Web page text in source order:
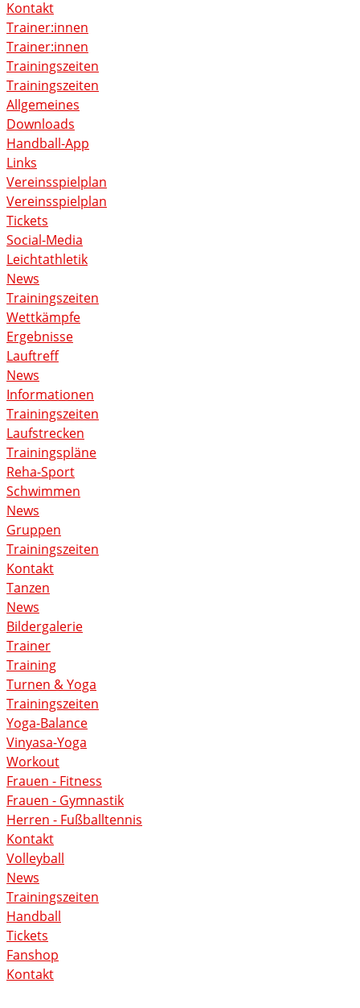
Kontakt
Trainer:innen
Trainer:innen
Trainingszeiten
Trainingszeiten
Allgemeines
Downloads
Handball-App
Links
Vereinsspielplan
Vereinsspielplan
Tickets
Social-Media
Leichtathletik
News
Trainingszeiten
Wettkämpfe
Ergebnisse
Lauftreff
News
Informationen
Trainingszeiten
Laufstrecken
Trainingspläne
Reha-Sport
Schwimmen
News
Gruppen
Trainingszeiten
Kontakt
Tanzen
News
Bildergalerie
Trainer
Training
Turnen & Yoga
Trainingszeiten
Yoga-Balance
Vinyasa-Yoga
Workout
Frauen - Fitness
Frauen - Gymnastik
Herren - Fußballtennis
Kontakt
Volleyball
News
Trainingszeiten
Handball
Tickets
Fanshop
Kontakt